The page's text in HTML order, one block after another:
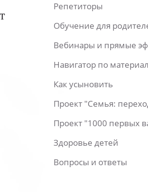
Репетиторы
Обучение для
Вебинары и прямые
Навигатор по
Как усыновить
Проект "Семья:
Проект "1000 первых
Здоровье детей
Вопросы и ответы